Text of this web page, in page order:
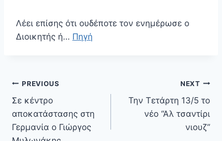
Λέει επίσης ότι ουδέποτε τον ενημέρωσε ο
Διοικητής ή… Πηγή
Πλοήγηση
άρθρων
PREVIOUS
Σε κέντρο
αποκατάστασης στη
Γερμανία ο Γιώργος
NEXT
Την Τετάρτη 13/5 το
νέο “Αλ τσαντίρι
νιουζ”